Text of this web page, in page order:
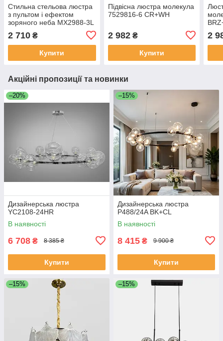
Стильна стельова люстра
з пультом і ефектом
зоряного неба MX2988-3L
2 710 ₴
Купити
Підвісна люстра молекула
7529816-6 CR+WH
2 982₴
Купити
2
Акційні пропозиції та новинки
–20%
Дизайнерська люстра
YC2108-24HR
В наявності
6 708 ₴ 8 385 ₴
Купити
–15%
Дизайнерська люстра
P488/24A BK+CL
В наявності
8 415 ₴ 9 900 ₴
Купити
–15% –15%